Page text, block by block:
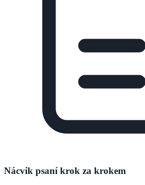
Nácvik psaní krok za krokem